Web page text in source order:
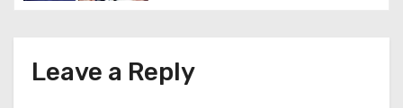
n
Leave a Reply